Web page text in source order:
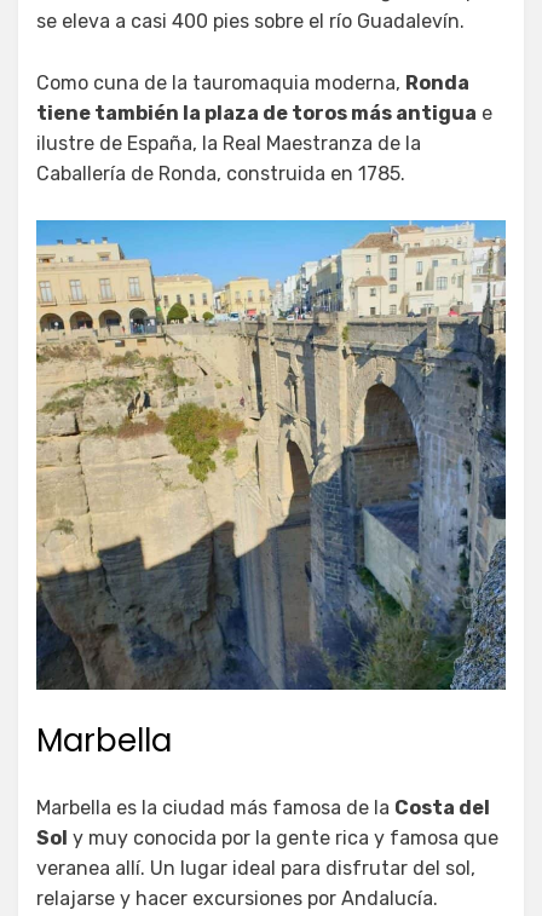
se eleva a casi 400 pies sobre el río Guadalevín.
Como cuna de la tauromaquia moderna, Ronda
tiene también la plaza de toros más antigua e
ilustre de España, la Real Maestranza de la
Caballería de Ronda, construida en 1785.
Marbella
Marbella es la ciudad más famosa de la Costa del
Sol y muy conocida por la gente rica y famosa que
veranea allí. Un lugar ideal para disfrutar del sol,
relajarse y hacer excursiones por Andalucía.